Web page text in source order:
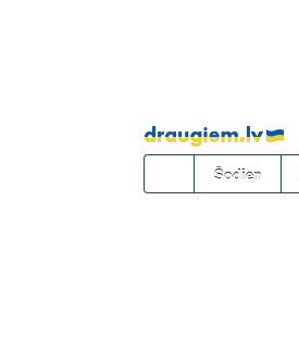
Pāriet
uz
saturu
Šodien